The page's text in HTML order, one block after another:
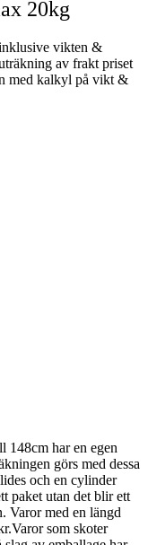
20kg
vikten &
av frakt priset
med kalkyl på vikt &
148cm har en egen
görs med dessa
och en cylinder
paket utan det blir ett
Varor med en längd
som skoter